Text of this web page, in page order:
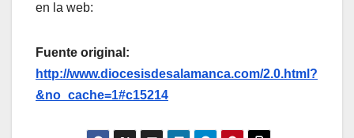
en la web:
Fuente original:
http://www.diocesisdesalamanca.com/2.0.html?
&no_cache=1#c15214